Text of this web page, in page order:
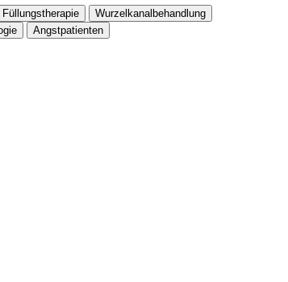
Füllungstherapie
Wurzelkanalbehandlung
Angstpatienten